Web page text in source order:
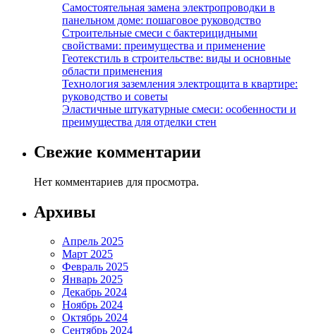
Самостоятельная замена электропроводки в
панельном доме: пошаговое руководство
Строительные смеси с бактерицидными
свойствами: преимущества и применение
Геотекстиль в строительстве: виды и основные
области применения
Технология заземления электрощита в квартире:
руководство и советы
Эластичные штукатурные смеси: особенности и
преимущества для отделки стен
Свежие комментарии
Нет комментариев для просмотра.
Архивы
Апрель 2025
Март 2025
Февраль 2025
Январь 2025
Декабрь 2024
Ноябрь 2024
Октябрь 2024
Сентябрь 2024